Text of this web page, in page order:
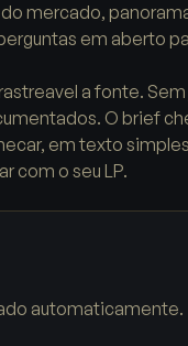
mercado,
em aberto
a fonte.
O brief
em texto
com o seu LP.
automaticamente.